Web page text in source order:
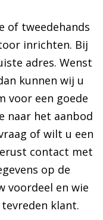
of tweedehands
inrichten. Bij
adres. Wenst
kunnen wij u
voor een goede
naar het aanbod
of wilt u een
contact met
op de
voordeel en wie
klant.